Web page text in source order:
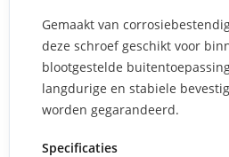
Gemaakt van
deze schroef geschikt voor
blootgestelde
langdurige en stabiele
worden gegarandeerd.
Specificaties